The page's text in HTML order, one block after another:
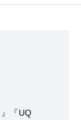
『UQ